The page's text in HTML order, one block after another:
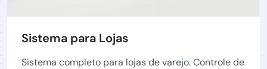
Sistema para Lojas
Sistema completo para lojas de varejo. Controle de